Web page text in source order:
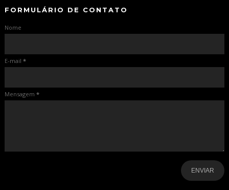
FORMULÁRIO DE CONTATO
Nome
E-mail *
Mensagem *